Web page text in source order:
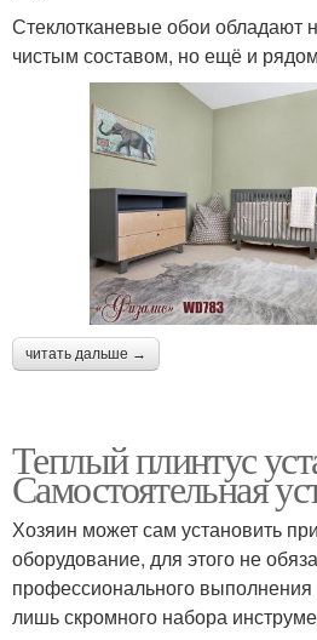
Стеклотканевые обои обладают
чистым составом, но ещё и
читать дальше →
Теплый плинтус
Самостоятельная
Хозяин может сам установить
оборудование, для этого не
профессионального выполнения
лишь скромного набора